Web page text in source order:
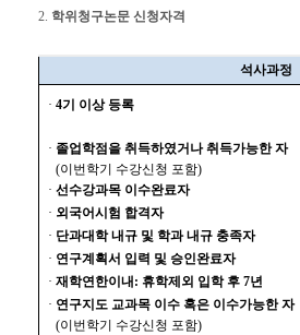
2. 학위청구논문 신청자격
석사과정
· 4기 이상 등록
· 졸업학점을 취득하였거나 취득가능한 자
(이번학기 수강신청 포함)
· 선수강과목 이수완료자
· 외국어시험 합격자
· 단과대학 내규 및 학과 내규 충족자
· 연구계획서 입력 및 승인완료자
· 재학연한이내: 휴학제외 입학 후 7년
· 연구지도 교과목 이수 혹은 이수가능한 자
(이번학기 수강신청 포함)